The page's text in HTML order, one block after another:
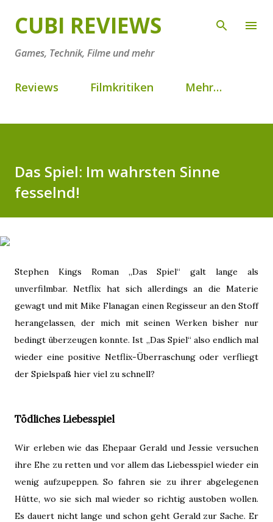
Direkt zum Hauptbereich
CUBI REVIEWS
Games, Technik, Filme und mehr
Reviews Filmkritiken Mehr…
Das Spiel: Im wahrsten Sinne
fesselnd!
Stephen Kings Roman „Das Spiel“ galt lange als
unverfilmbar. Netflix hat sich allerdings an die Materie
gewagt und mit Mike Flanagan einen Regisseur an den Stoff
herangelassen, der mich mit seinen Werken bisher nur
bedingt überzeugen konnte. Ist „Das Spiel“ also endlich mal
wieder eine positive Netflix-Überraschung oder verfliegt
der Spielspaß hier viel zu schnell?
Tödliches Liebesspiel
Wir erleben wie das Ehepaar Gerald und Jessie versuchen
ihre Ehe zu retten und vor allem das Liebesspiel wieder ein
wenig aufzupeppen. So fahren sie zu ihrer abgelegenen
Hütte, wo sie sich mal wieder so richtig austoben wollen.
Es dauert nicht lange und schon geht Gerald zur Sache. Er